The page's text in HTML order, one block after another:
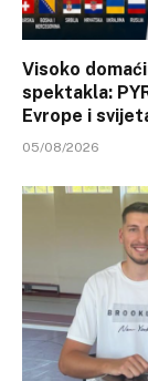
Visoko
spektakla:
Evrope i
05/08/2026